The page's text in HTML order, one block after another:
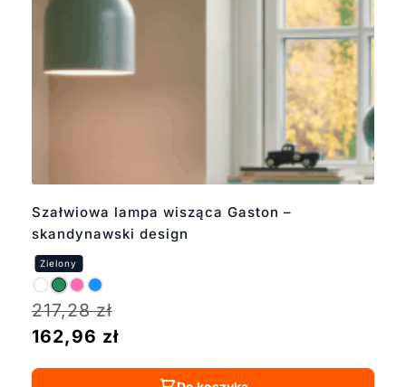
Szałwiowa lampa wisząca Gaston –
skandynawski design
217,28zł
162,96 zł